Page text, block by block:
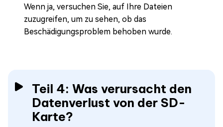
Wenn ja, versuchen Sie, auf Ihre Dateien
zuzugreifen, um zu sehen, ob das
Beschädigungsproblem behoben wurde.
Teil 4: Was verursacht den
Datenverlust von der SD-
Karte?